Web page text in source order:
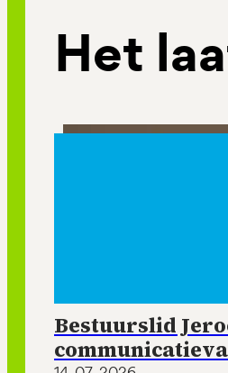
Het
Bestuurslid